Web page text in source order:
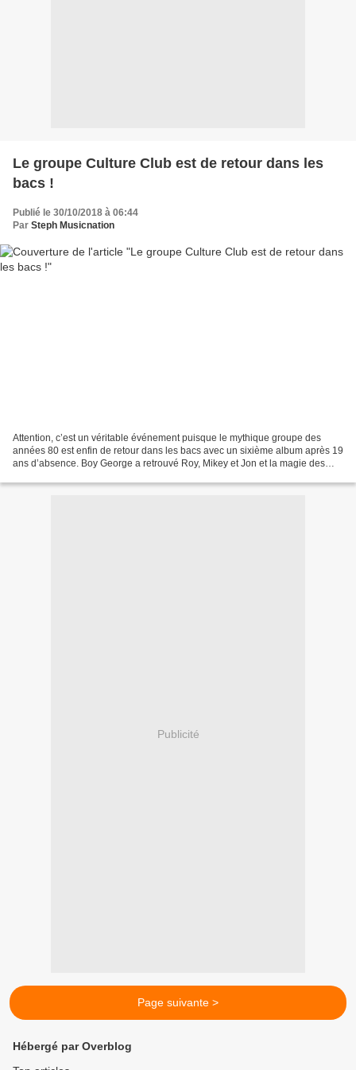
Le groupe Culture Club est de retour dans les
bacs !
Publié le 30/10/2018 à 06:44
Par Steph Musicnation
Attention, c’est un véritable événement puisque le mythique groupe des
années 80 est enfin de retour dans les bacs avec un sixième album après 19
ans d’absence. Boy George a retrouvé Roy, Mikey et Jon et la magie des
Publicité
Page suivante >
Hébergé par Overblog